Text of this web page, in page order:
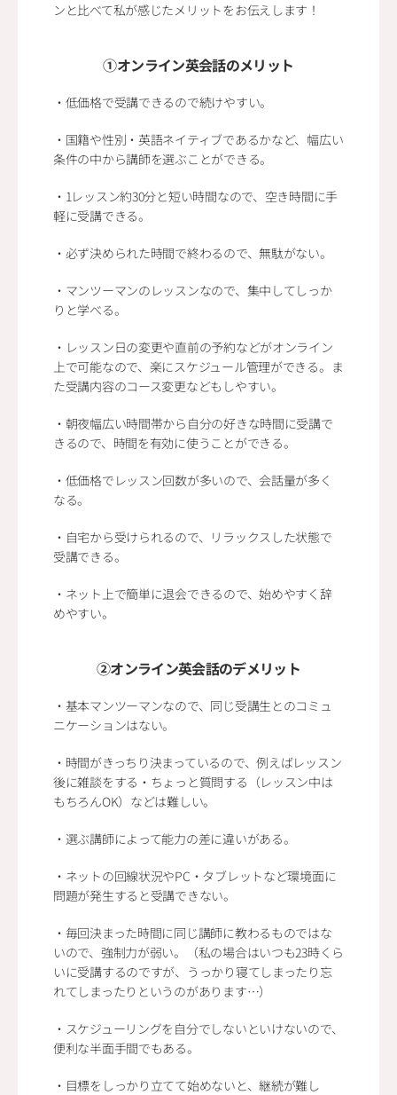
ンと比べて私が感じたメリットをお伝えします！
①オンライン英会話のメリット
・低価格で受講できるので続けやすい。
・国籍や性別・英語ネイティブであるかなど、幅広い
条件の中から講師を選ぶことができる。
・1レッスン約30分と短い時間なので、空き時間に手
軽に受講できる。
・必ず決められた時間で終わるので、無駄がない。
・マンツーマンのレッスンなので、集中してしっか
りと学べる。
・レッスン日の変更や直前の予約などがオンライン
上で可能なので、楽にスケジュール管理ができる。ま
た受講内容のコース変更などもしやすい。
・朝夜幅広い時間帯から自分の好きな時間に受講で
きるので、時間を有効に使うことができる。
・低価格でレッスン回数が多いので、会話量が多く
なる。
・自宅から受けられるので、リラックスした状態で
受講できる。
・ネット上で簡単に退会できるので、始めやすく辞
めやすい。
②オンライン英会話のデメリット
・基本マンツーマンなので、同じ受講生とのコミュ
ニケーションはない。
・時間がきっちり決まっているので、例えばレッスン
後に雑談をする・ちょっと質問する（レッスン中は
もちろんOK）などは難しい。
・選ぶ講師によって能力の差に違いがある。
・ネットの回線状況やPC・タブレットなど環境面に
問題が発生すると受講できない。
・毎回決まった時間に同じ講師に教わるものではな
いので、強制力が弱い。（私の場合はいつも23時くら
いに受講するのですが、うっかり寝てしまったり忘
れてしまったりというのがあります…）
・スケジューリングを自分でしないといけないので、
便利な半面手間でもある。
・目標をしっかり立てて始めないと、継続が難し